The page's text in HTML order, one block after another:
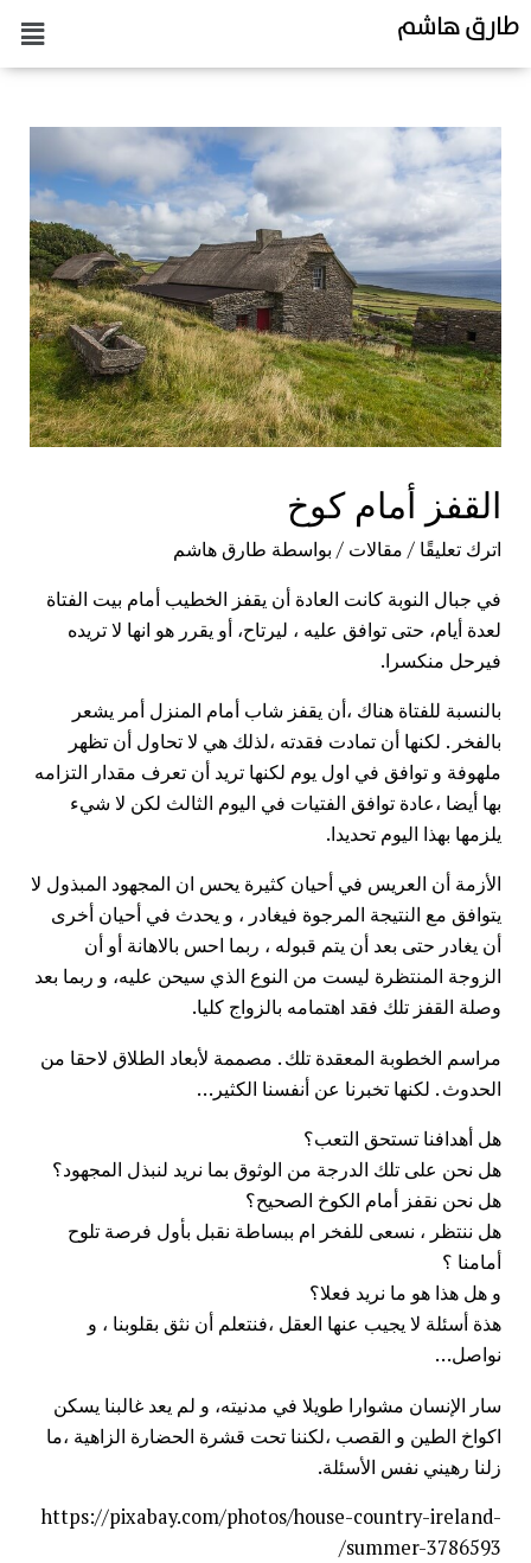
طارق هاشم
القفز أمام كوخ
اترك تعليقًا / مقالات / بواسطة طارق هاشم
في جبال النوبة كانت العادة أن يقفز الخطيب أمام بيت الفتاة
لعدة أيام، حتى توافق عليه ، ليرتاح، أو يقرر هو انها لا تريده
فيرحل منكسرا.
بالنسبة للفتاة هناك ،أن يقفز شاب أمام المنزل أمر يشعر
بالفخر . لكنها أن تمادت فقدته ،لذلك هي لا تحاول أن تظهر
ملهوفة و توافق في اول يوم لكنها تريد أن تعرف مقدار التزامه
بها أيضا ،عادة توافق الفتيات في اليوم الثالث لكن لا شيء
يلزمها بهذا اليوم تحديدا.
الأزمة أن العريس في أحيان كثيرة يحس ان المجهود المبذول لا
يتوافق مع النتيجة المرجوة فيغادر ، و يحدث في أحيان أخرى
أن يغادر حتى بعد أن يتم قبوله ، ربما احس بالاهانة أو أن
الزوجة المنتظرة ليست من النوع الذي سيحن عليه، و ربما بعد
وصلة القفز تلك فقد اهتمامه بالزواج كليا.
مراسم الخطوبة المعقدة تلك . مصممة لأبعاد الطلاق لاحقا من
الحدوث . لكنها تخبرنا عن أنفسنا الكثير…
هل أهدافنا تستحق التعب؟
هل نحن على تلك الدرجة من الوثوق بما نريد لنبذل المجهود؟
هل نحن نقفز أمام الكوخ الصحيح؟
هل ننتظر ، نسعى للفخر ام ببساطة نقبل بأول فرصة تلوح
أمامنا ؟
و هل هذا هو ما نريد فعلا؟
هذة أسئلة لا يجيب عنها العقل ،فنتعلم أن نثق بقلوبنا ، و
نواصل…
سار الإنسان مشوارا طويلا في مدنيته، و لم يعد غالبنا يسكن
اكواخ الطين و القصب ،لكننا تحت قشرة الحضارة الزاهية ،ما
زلنا رهيني نفس الأسئلة.
https://pixabay.com/photos/house-country-ireland-
summer-3786593/